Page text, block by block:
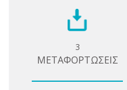
3
ΜΕΤΑΦΟΡΤΩΣΕΙΣ